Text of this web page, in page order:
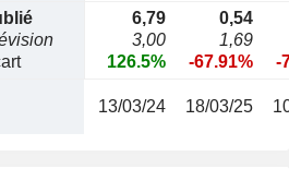
6,79
3,00
126.5%
0,54
1,69
-67.91%
-
13/03/24 18/03/25